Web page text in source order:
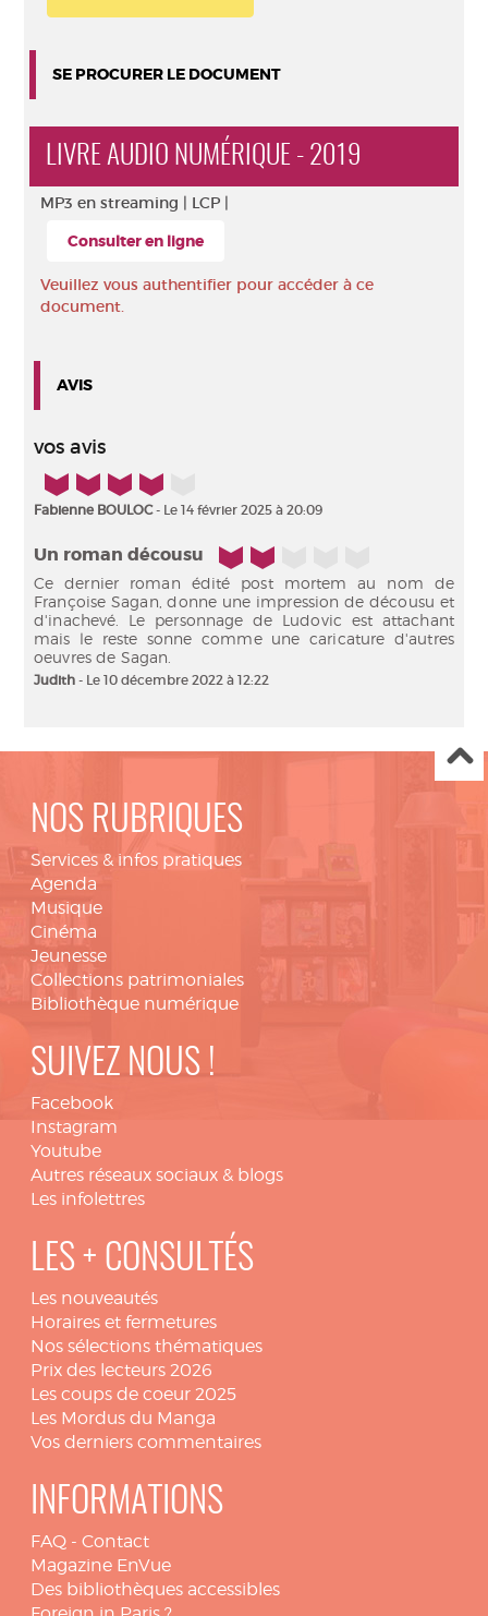
SE PROCURER LE DOCUMENT
LIVRE AUDIO NUMÉRIQUE - 2019
MP3 en streaming | LCP |
Consulter en ligne
Veuillez vous authentifier pour accéder à ce
document.
AVIS
vos avis
4/5
Fabienne BOULOC- Le 14 février 2025 à 20:09
Un roman décousu 2/5
Ce dernier roman édité post mortem au nom de
Françoise Sagan, donne une impression de décousu et
d'inachevé. Le personnage de Ludovic est attachant
mais le reste sonne comme une caricature d'autres
oeuvres de Sagan.
Judith - Le 10 décembre 2022 à 12:22
NOS RUBRIQUES
Services & infos pratiques
Agenda
Musique
Cinéma
Jeunesse
Collections patrimoniales
Bibliothèque numérique
SUIVEZ NOUS !
Facebook
Instagram
Youtube
Autres réseaux sociaux & blogs
Les infolettres
LES + CONSULTÉS
Les nouveautés
Horaires et fermetures
Nos sélections thématiques
Prix des lecteurs 2026
Les coups de coeur 2025
Les Mordus du Manga
Vos derniers commentaires
INFORMATIONS
FAQ - Contact
Magazine EnVue
Des bibliothèques accessibles